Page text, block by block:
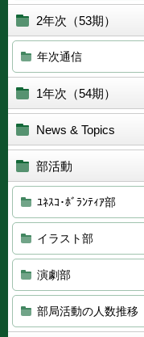
2年次（53期）
年次通信
1年次（54期）
News & Topics
部活動
ﾕﾈｽｺ･ﾎﾞﾗﾝﾃｨｱ部
イラスト部
演劇部
部局活動の人数推移